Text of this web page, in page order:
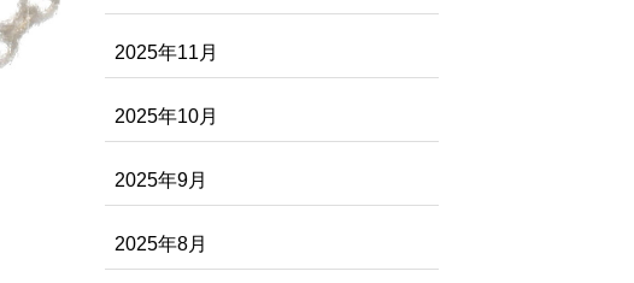
2025年11月
2025年10月
2025年9月
2025年8月